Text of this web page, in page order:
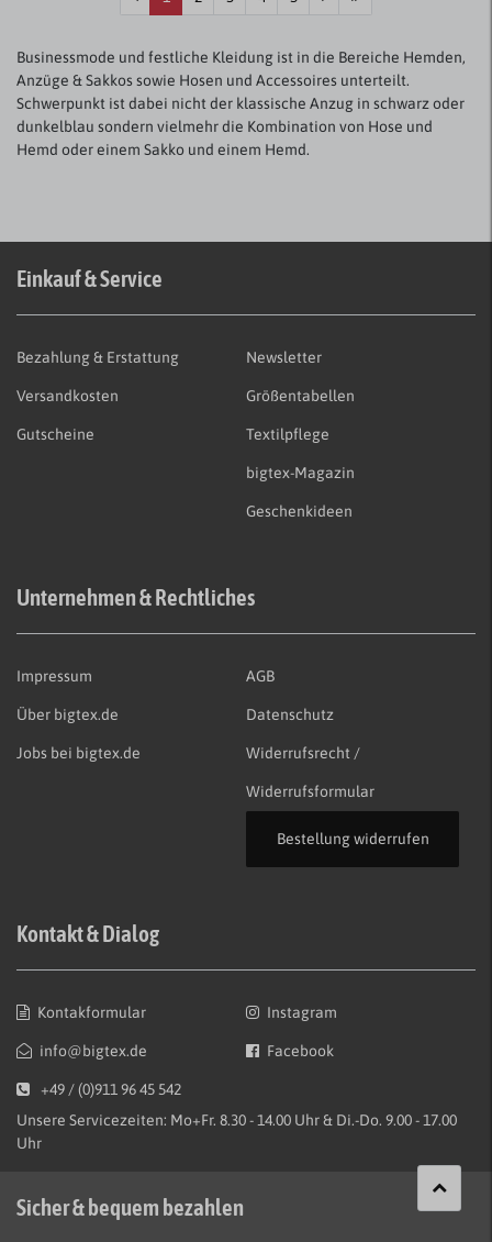
Businessmode und festliche Kleidung ist in die Bereiche Hemden,
Anzüge & Sakkos sowie Hosen und Accessoires unterteilt.
Schwerpunkt ist dabei nicht der klassische Anzug in schwarz oder
dunkelblau sondern vielmehr die Kombination von Hose und
Hemd oder einem Sakko und einem Hemd.
Einkauf & Service
Bezahlung & Erstattung
Versandkosten
Gutscheine
Newsletter
Größentabellen
Textilpflege
bigtex-Magazin
Geschenkideen
Unternehmen & Rechtliches
Impressum
Über bigtex.de
Jobs bei bigtex.de
AGB
Datenschutz
Widerrufsrecht /
Widerrufsformular
Bestellung widerrufen
Kontakt & Dialog
Kontakformular
info@bigtex.de
Instagram
Facebook
+49 / (0)911 96 45 542
Unsere Servicezeiten: Mo+Fr. 8.30 - 14.00 Uhr & Di.-Do. 9.00 - 17.00
Uhr
Sicher & bequem bezahlen